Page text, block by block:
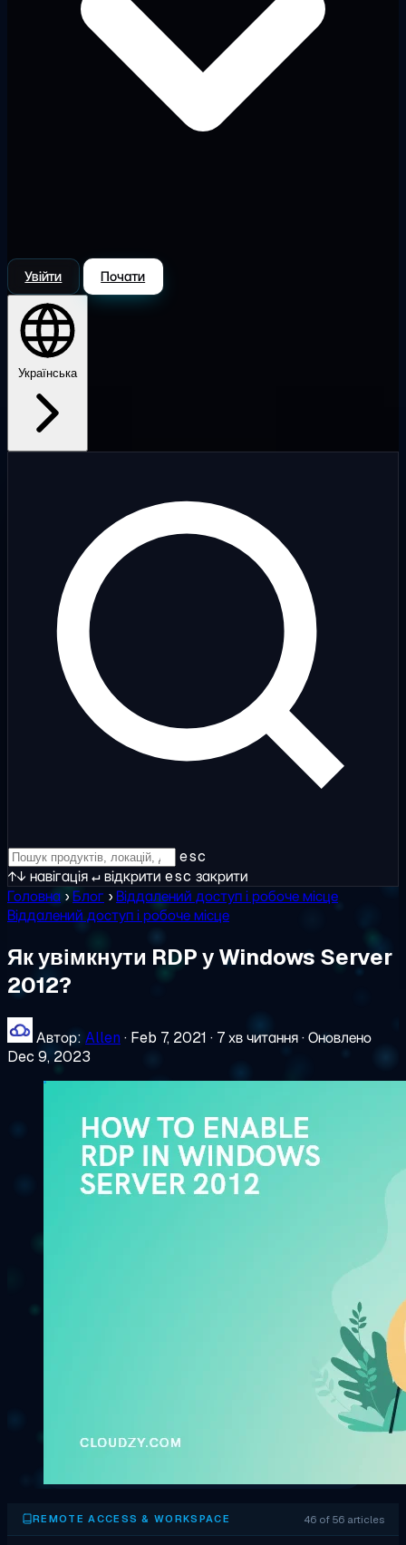
Увійти Почати
Українська
esc
↑↓ навігація↵відкрити esc закрити
Головна › Блог ›Віддалений доступ і робоче місце
Віддалений доступ і робоче місце
Як увімкнути RDP у Windows Server
2012?
Автор: Allen · Feb 7, 2021 · 7 хв читання·Оновлено
Dec 9, 2023
REMOTE ACCESS & WORKSPACE 46 of 56 articles